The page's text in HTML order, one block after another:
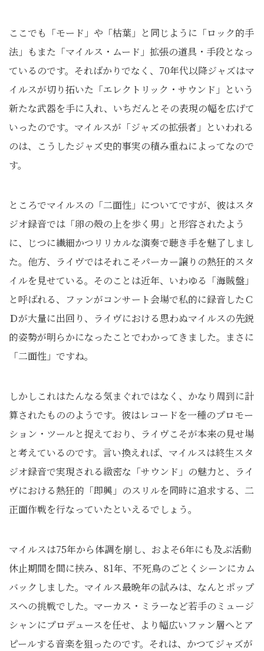
ここでも「モード」や「枯葉」と同じように「ロック的手
法」もまた「マイルス・ムード」拡張の道具・手段となっ
ているのです。そればかりでなく、70年代以降ジャズはマ
イルスが切り拓いた「エレクトリック・サウンド」という
新たな武器を手に入れ、いちだんとその表現の幅を広げて
いったのです。マイルスが「ジャズの拡張者」といわれる
のは、こうしたジャズ史的事実の積み重ねによってなので
す。
ところでマイルスの「二面性」についてですが、彼はスタ
ジオ録音では「卵の殻の上を歩く男」と形容されたよう
に、じつに繊細かつリリカルな演奏で聴き手を魅了しまし
た。他方、ライヴではそれこそパーカー譲りの熱狂的スタ
イルを見せている。そのことは近年、いわゆる「海賊盤」
と呼ばれる、ファンがコンサート会場で私的に録音したＣ
Ｄが大量に出回り、ライヴにおける思わぬマイルスの先鋭
的姿勢が明らかになったことでわかってきました。まさに
「二面性」ですね。
しかしこれはたんなる気まぐれではなく、かなり周到に計
算されたもののようです。彼はレコードを一種のプロモー
ション・ツールと捉えており、ライヴこそが本来の見せ場
と考えているのです。言い換えれば、マイルスは終生スタ
ジオ録音で実現される緻密な「サウンド」の魅力と、ライ
ヴにおける熱狂的「即興」のスリルを同時に追求する、二
正面作戦を行なっていたといえるでしょう。
マイルスは75年から体調を崩し、およそ6年にも及ぶ活動
休止期間を間に挟み、81年、不死鳥のごとくシーンにカム
バックしました。マイルス最晩年の試みは、なんとポップ
スへの挑戦でした。マーカス・ミラーなど若手のミュージ
シャンにプロデュースを任せ、より幅広いファン層へとア
ピールする音楽を狙ったのです。それは、かつてジャズが